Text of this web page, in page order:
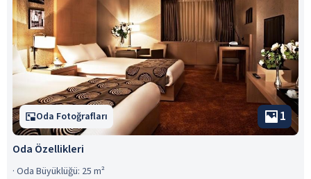
Oda Fotoğrafları 1
Oda Özellikleri
· Oda Büyüklüğü: 25 m²